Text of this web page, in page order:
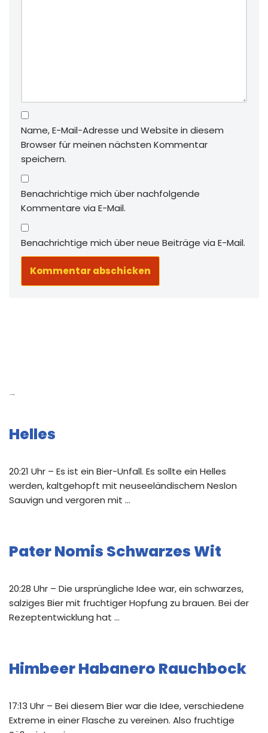
Name, E-Mail-Adresse und Website in diesem
Browser für meinen nächsten Kommentar
speichern.
Benachrichtige mich über nachfolgende
Kommentare via E-Mail.
Benachrichtige mich über neue Beiträge via E-Mail.
Helles
20:21 Uhr – Es ist ein Bier-Unfall. Es sollte ein Helles
werden, kaltgehopft mit neuseeländischem Neslon
Sauvign und vergoren mit …
Pater Nomis Schwarzes Wit
20:28 Uhr – Die ursprüngliche Idee war, ein schwarzes,
salziges Bier mit fruchtiger Hopfung zu brauen. Bei der
Rezeptentwicklung hat …
Himbeer Habanero Rauchbock
17:13 Uhr – Bei diesem Bier war die Idee, verschiedene
Extreme in einer Flasche zu vereinen. Also fruchtige